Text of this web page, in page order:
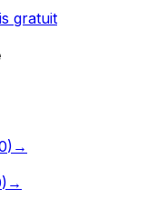
gratuit
) →
) →